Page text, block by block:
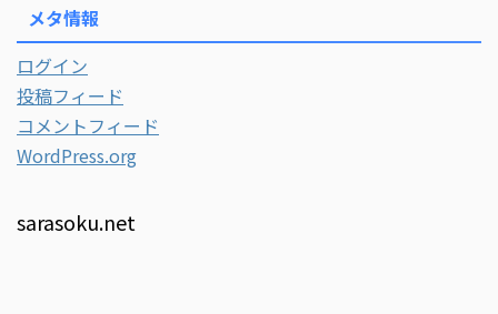
メタ情報
ログイン
投稿フィード
コメントフィード
WordPress.org
sarasoku.net